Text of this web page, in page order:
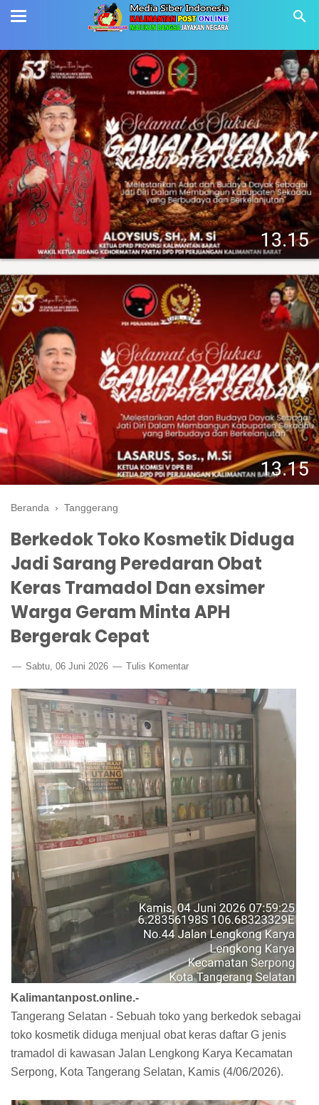
Beranda › Tanggerang
Berkedok Toko Kosmetik Diduga
Jadi Sarang Peredaran Obat
Keras Tramadol Dan exsimer
Warga Geram Minta APH
Bergerak Cepat
Sabtu, 06 Juni 2026 Tulis Komentar
Kalimantanpost.online.-
Tangerang Selatan - Sebuah toko yang berkedok sebagai
toko kosmetik diduga menjual obat keras daftar G jenis
tramadol di kawasan Jalan Lengkong Karya Kecamatan
Serpong, Kota Tangerang Selatan, Kamis (4/06/2026).